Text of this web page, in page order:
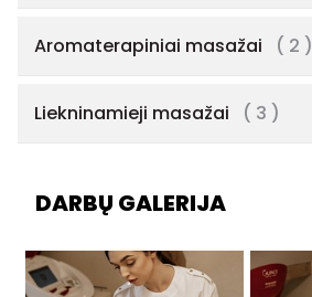
Aromaterapiniai masažai ( 2 )
Liekninamieji masažai ( 3 )
DARBŲ GALERIJA